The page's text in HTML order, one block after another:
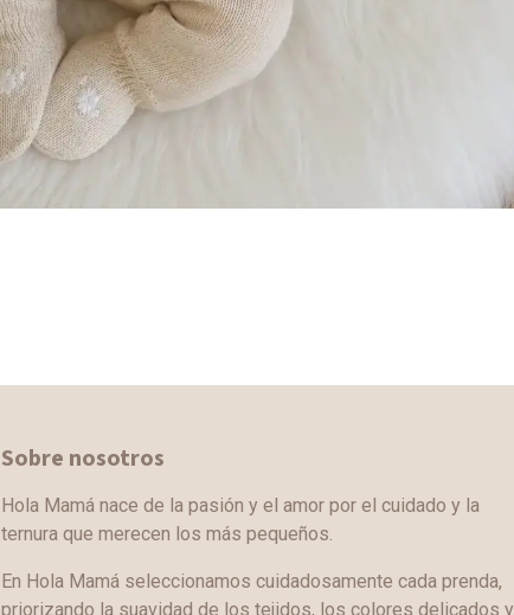
Sobre nosotros
Hola Mamá nace de la pasión y el amor por el cuidado y la
ternura que merecen los más pequeños.
En Hola Mamá seleccionamos cuidadosamente cada prenda,
priorizando la suavidad de los tejidos, los colores delicados y